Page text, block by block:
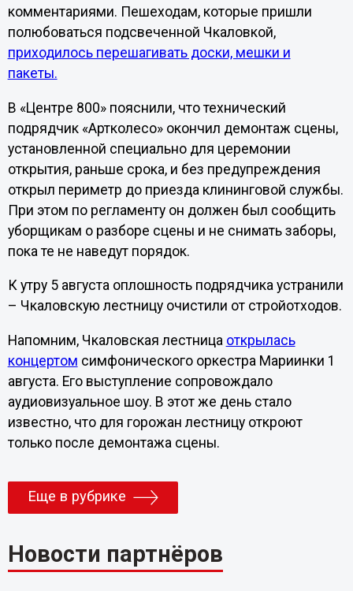
комментариями. Пешеходам, которые пришли
полюбоваться подсвеченной Чкаловкой,
приходилось перешагивать доски, мешки и
пакеты.
В «Центре 800» пояснили, что технический
подрядчик «Артколесо» окончил демонтаж сцены,
установленной специально для церемонии
открытия, раньше срока, и без предупреждения
открыл периметр до приезда клининговой службы.
При этом по регламенту он должен был сообщить
уборщикам о разборе сцены и не снимать заборы,
пока те не наведут порядок.
К утру 5 августа оплошность подрядчика устранили
– Чкаловскую лестницу очистили от стройотходов.
Напомним, Чкаловская лестница открылась
концертом симфонического оркестра Мариинки 1
августа. Его выступление сопровождало
аудиовизуальное шоу. В этот же день стало
известно, что для горожан лестницу откроют
только после демонтажа сцены.
Еще в рубрике
Новости партнёров